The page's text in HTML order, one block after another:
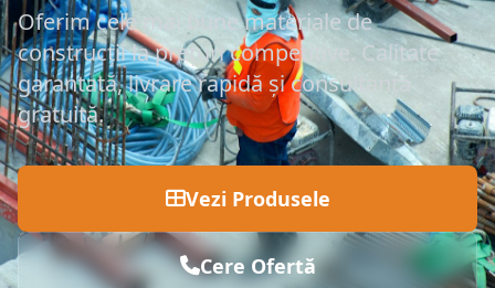
Oferim cele mai bune materiale de
construcții la prețuri competitive. Calitate
garantată, livrare rapidă și consultanță
gratuită.
Vezi Produsele
Cere Ofertă